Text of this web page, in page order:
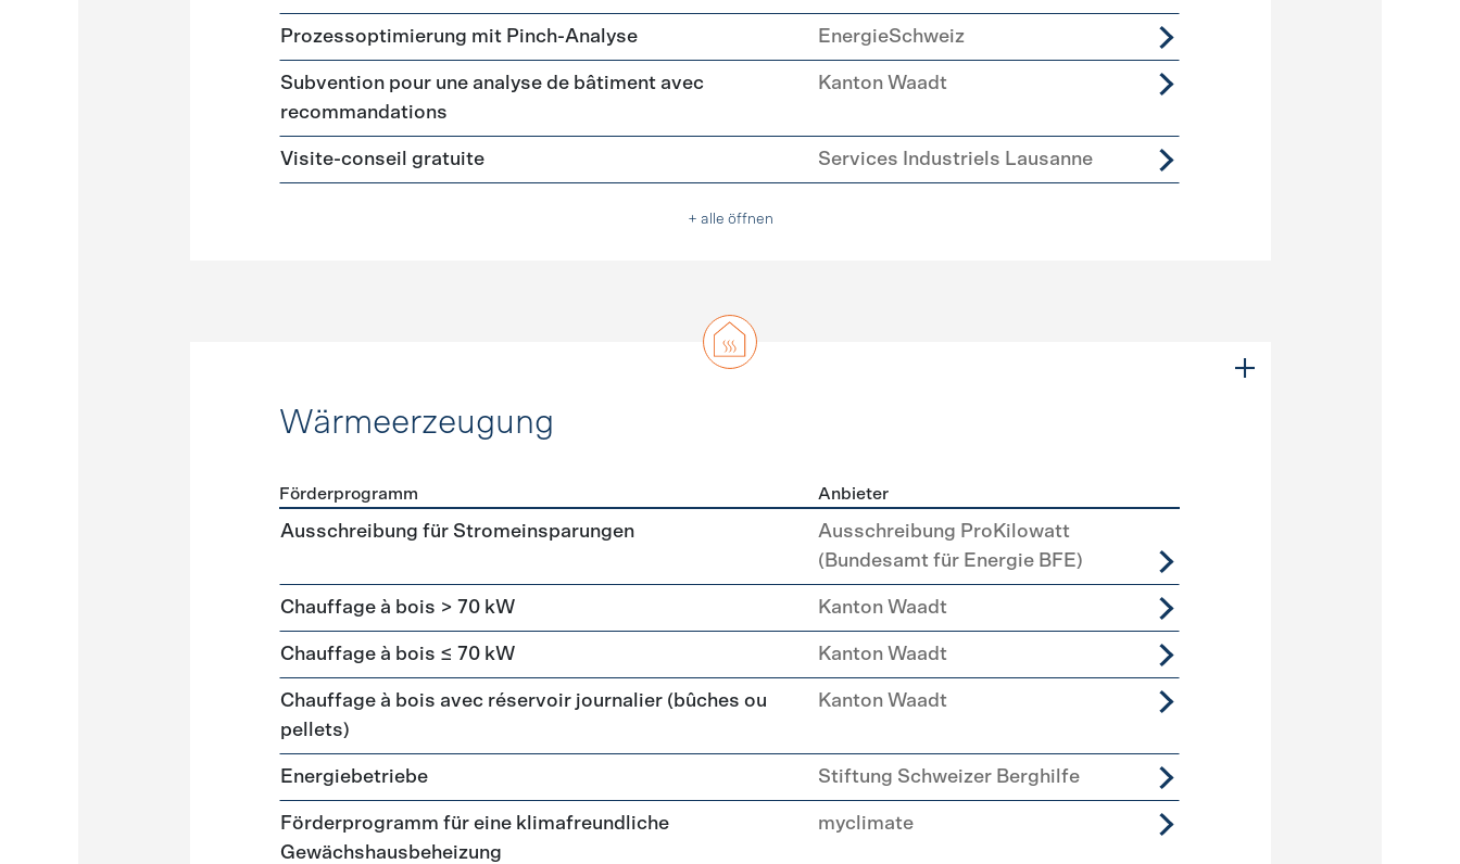
Prozessoptimierung mit Pinch-Analyse EnergieSchweiz
Subvention pour une analyse de bâtiment avec
recommandations
Kanton Waadt
Visite-conseil gratuite Services Industriels Lausanne
+ alle öffnen
Wärmeerzeugung
Förderprogramme Wärmeerzeugung
Förderprogramm Anbieter
Ausschreibung für Stromeinsparungen
Ausschreibung ProKilowatt
(Bundesamt für Energie BFE)
Chauffage à bois > 70 kW Kanton Waadt
Chauffage à bois ≤ 70 kW Kanton Waadt
Chauffage à bois avec réservoir journalier (bûches ou
pellets)
Kanton Waadt
Energiebetriebe Stiftung Schweizer Berghilfe
Förderprogramm für eine klimafreundliche
Gewächshausbeheizung
myclimate